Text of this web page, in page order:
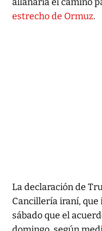
estrecho de Ormuz.
La declaración de
Cancillería iraní,
sábado que el